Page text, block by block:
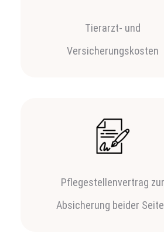
Tierarzt- und
Versicherungskosten
Pflegestellenvertrag zur
Absicherung beider